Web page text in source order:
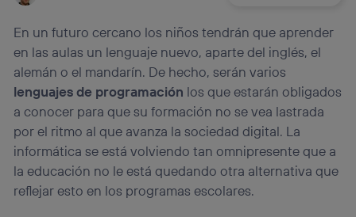
En un futuro cercano los niños tendrán que aprender
en las aulas un lenguaje nuevo, aparte del inglés, el
alemán o el mandarín. De hecho, serán varios
lenguajes de programación los que estarán obligados
a conocer para que su formación no se vea lastrada
por el ritmo al que avanza la sociedad digital. La
informática se está volviendo tan omnipresente que a
la educación no le está quedando otra alternativa que
reflejar esto en los programas escolares.